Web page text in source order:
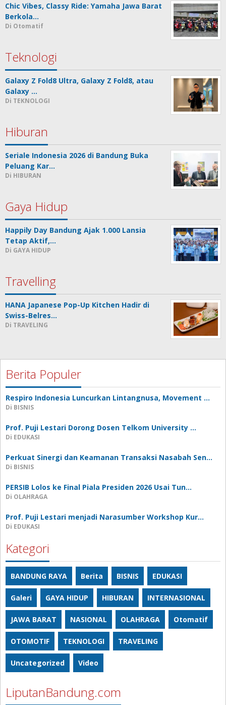
Chic Vibes, Classy Ride: Yamaha Jawa Barat
Berkola…
Di Otomatif
Teknologi
Galaxy Z Fold8 Ultra, Galaxy Z Fold8, atau
Galaxy …
Di TEKNOLOGI
Hiburan
Seriale Indonesia 2026 di Bandung Buka
Peluang Kar…
Di HIBURAN
Gaya Hidup
Happily Day Bandung Ajak 1.000 Lansia
Tetap Aktif,…
Di GAYA HIDUP
Travelling
HANA Japanese Pop-Up Kitchen Hadir di
Swiss-Belres…
Di TRAVELING
Berita Populer
Respiro Indonesia Luncurkan Lintangnusa, Movement …
Di BISNIS
Prof. Puji Lestari Dorong Dosen Telkom University …
Di EDUKASI
Perkuat Sinergi dan Keamanan Transaksi Nasabah Sen…
Di BISNIS
PERSIB Lolos ke Final Piala Presiden 2026 Usai Tun…
Di OLAHRAGA
Prof. Puji Lestari menjadi Narasumber Workshop Kur…
Di EDUKASI
Kategori
BANDUNG RAYA Berita BISNIS EDUKASI
Galeri GAYA HIDUP HIBURAN INTERNASIONAL
JAWA BARAT NASIONAL OLAHRAGA Otomatif
OTOMOTIF TEKNOLOGI TRAVELING
Uncategorized Video
LiputanBandung.com